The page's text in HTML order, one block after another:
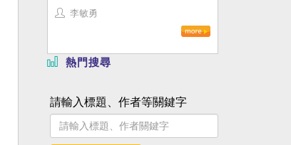
李敏勇
熱門搜尋
請輸入標題、作者等關鍵字